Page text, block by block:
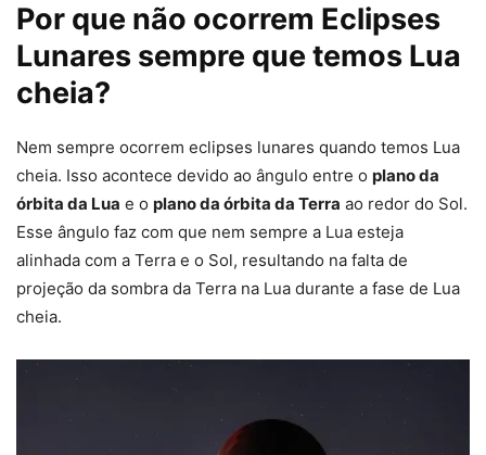
Por que não ocorrem Eclipses
Lunares sempre que temos Lua
cheia?
Nem sempre ocorrem eclipses lunares quando temos Lua
cheia. Isso acontece devido ao ângulo entre o plano da
órbita da Lua e o plano da órbita da Terra ao redor do Sol.
Esse ângulo faz com que nem sempre a Lua esteja
alinhada com a Terra e o Sol, resultando na falta de
projeção da sombra da Terra na Lua durante a fase de Lua
cheia.